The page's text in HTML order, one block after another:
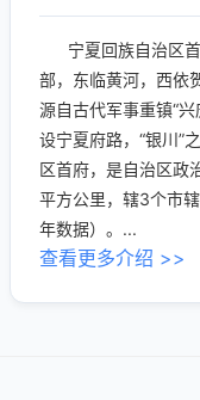
宁夏回族自治区首
部，东临黄河，西依
源自古代军事重镇“
设宁夏府路，“银川”
区首府，是自治区政
平方公里，辖3个市
年数据）。...
查看更多介绍 >>